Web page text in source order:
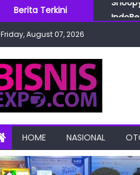
Berita Terkini
Friday, August 07, 2026
HOME NASIONAL